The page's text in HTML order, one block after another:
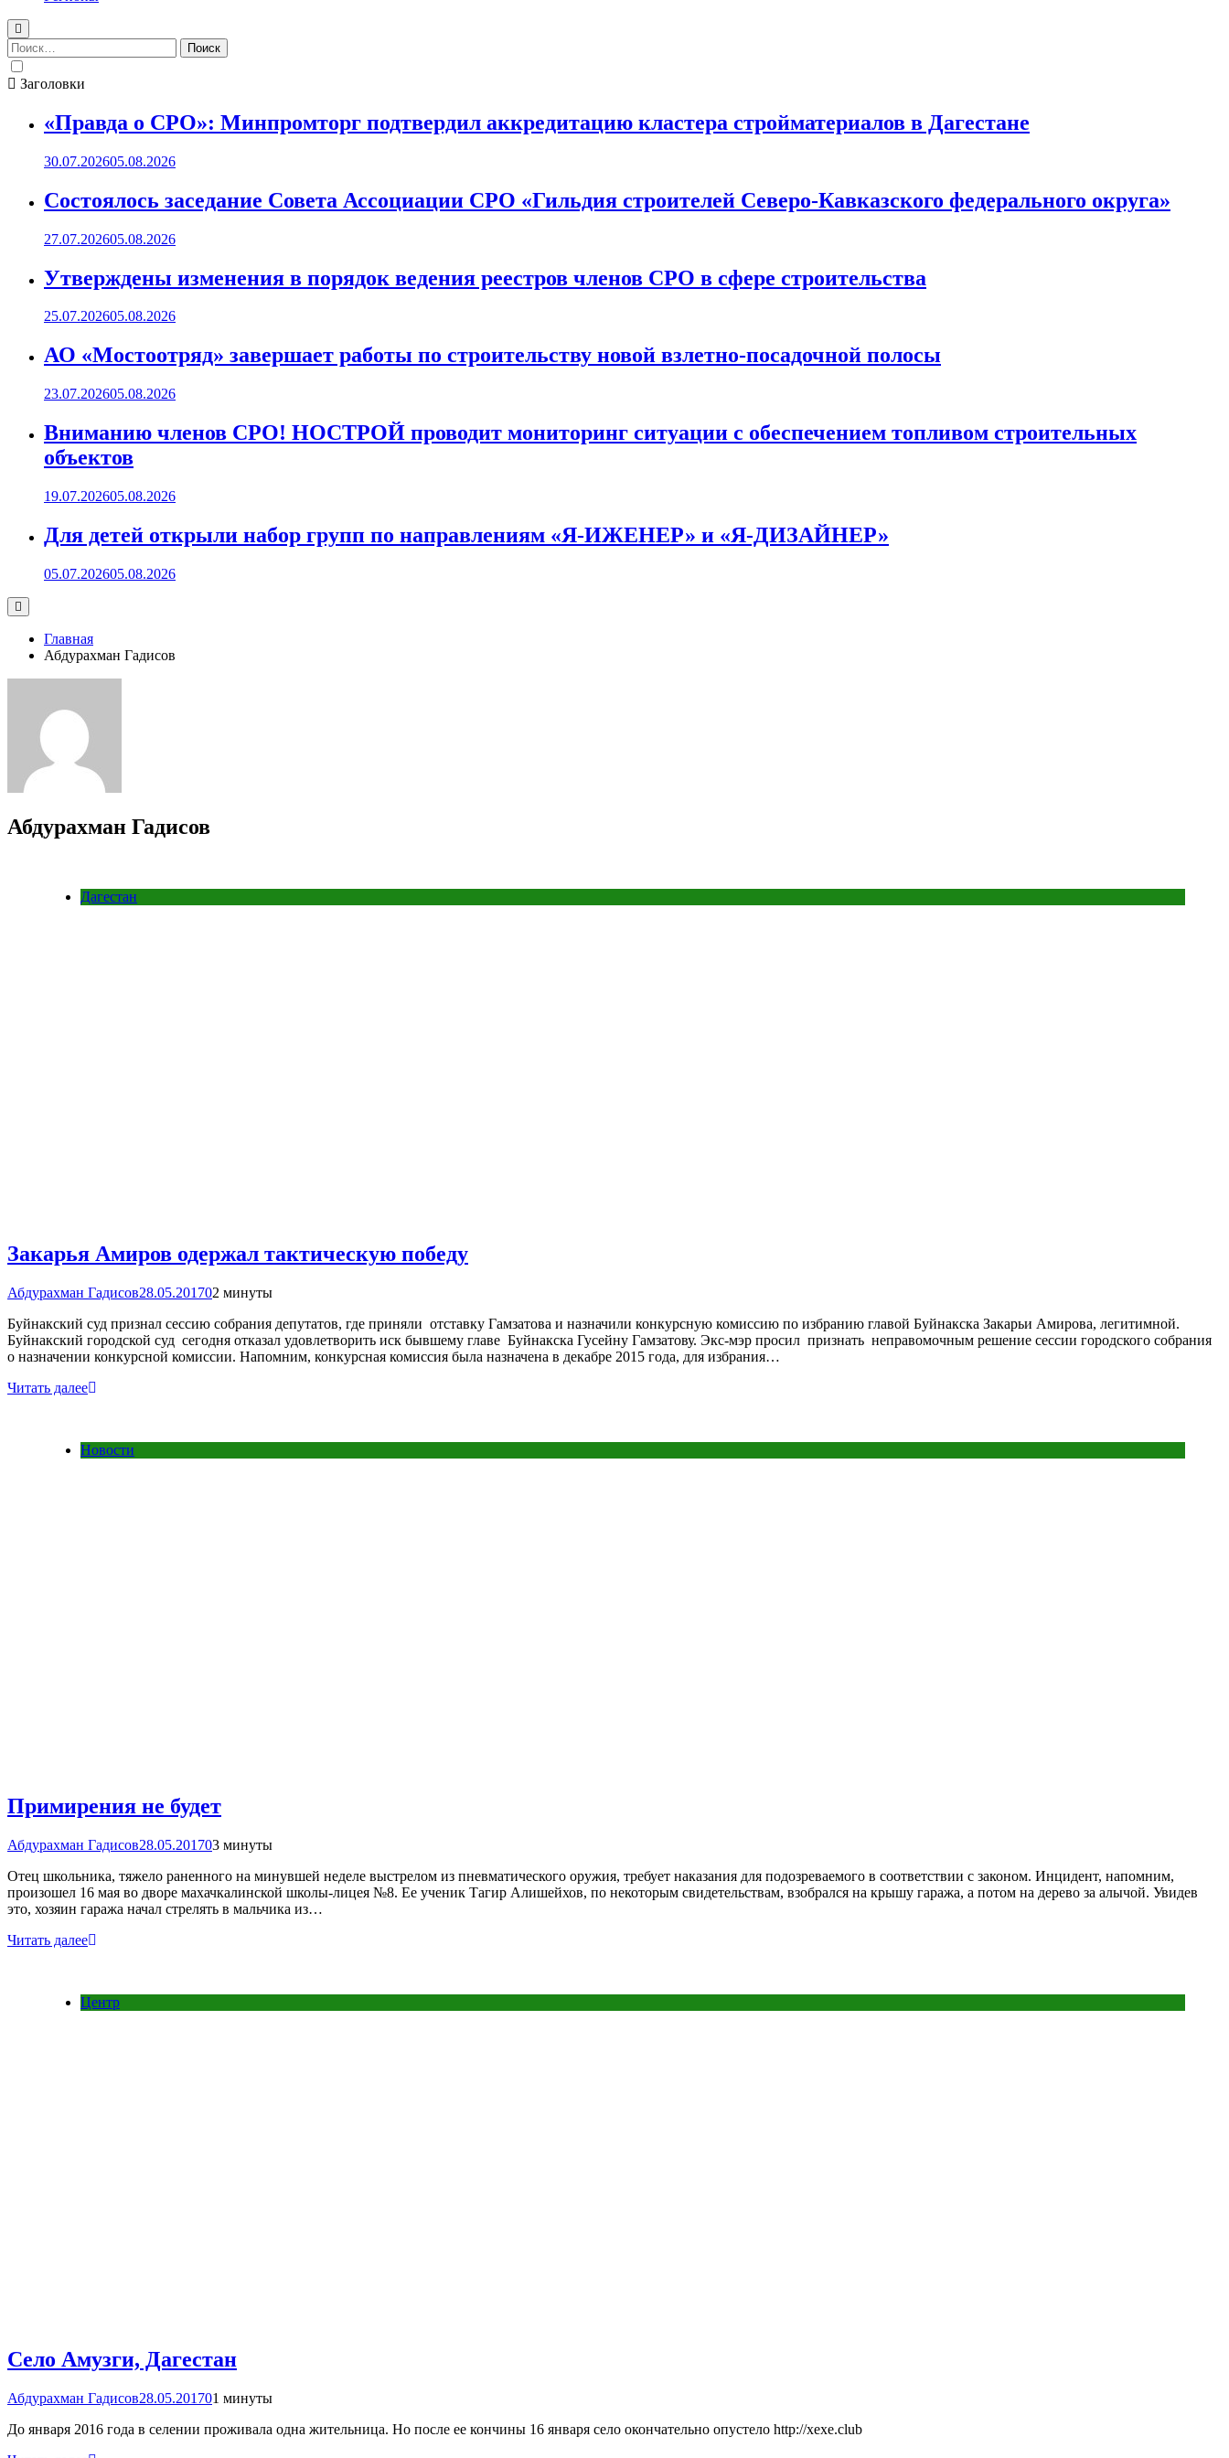
Найти:
Заголовки
«Правда о СРО»: Минпромторг подтвердил аккредитацию кластера стройматериалов в Дагестане
30.07.202605.08.2026
Состоялось заседание Совета Ассоциации СРО «Гильдия строителей Северо-Кавказского федерального округа»
27.07.202605.08.2026
Утверждены изменения в порядок ведения реестров членов СРО в сфере строительства
25.07.202605.08.2026
АО «Мостоотряд» завершает работы по строительству новой взлетно-посадочной полосы
23.07.202605.08.2026
Вниманию членов СРО! НОСТРОЙ проводит мониторинг ситуации с обеспечением топливом строительных
объектов
19.07.202605.08.2026
Для детей открыли набор групп по направлениям «Я-ИЖЕНЕР» и «Я-ДИЗАЙНЕР»
05.07.202605.08.2026
Главная
Абдурахман Гадисов
Абдурахман Гадисов
Дагестан
Закарья Амиров одержал тактическую победу
Абдурахман Гадисов28.05.201702 минуты
Буйнакский суд признал сессию собрания депутатов, где приняли отставку Гамзатова и назначили конкурсную комиссию по избранию главой Буйнакска Закарьи Амирова, легитимной.
Буйнакский городской суд сегодня отказал удовлетворить иск бывшему главе Буйнакска Гусейну Гамзатову. Экс-мэр просил признать неправомочным решение сессии городского собрания
о назначении конкурсной комиссии. Напомним, конкурсная комиссия была назначена в декабре 2015 года, для избрания…
Читать далее
Новости
Примирения не будет
Абдурахман Гадисов28.05.201703 минуты
Отец школьника, тяжело раненного на минувшей неделе выстрелом из пневматического оружия, требует наказания для подозреваемого в соответствии с законом. Инцидент, напомним,
произошел 16 мая во дворе махачкалинской школы-лицея №8. Ее ученик Тагир Алишейхов, по некоторым свидетельствам, взобрался на крышу гаража, а потом на дерево за алычой. Увидев
это, хозяин гаража начал стрелять в мальчика из…
Читать далее
Центр
Село Амузги, Дагестан
Абдурахман Гадисов28.05.201701 минуты
До января 2016 года в селении проживала одна жительница. Но после ее кончины 16 января село окончательно опустело http://xexe.club